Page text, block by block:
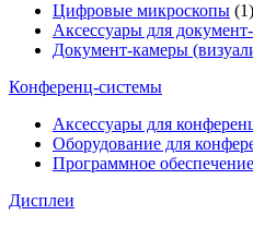
Цифровые микроскопы (1)
Аксессуары для
Документ-камеры
Конференц-системы
Аксессуары для
Оборудование для
Программное
Дисплеи